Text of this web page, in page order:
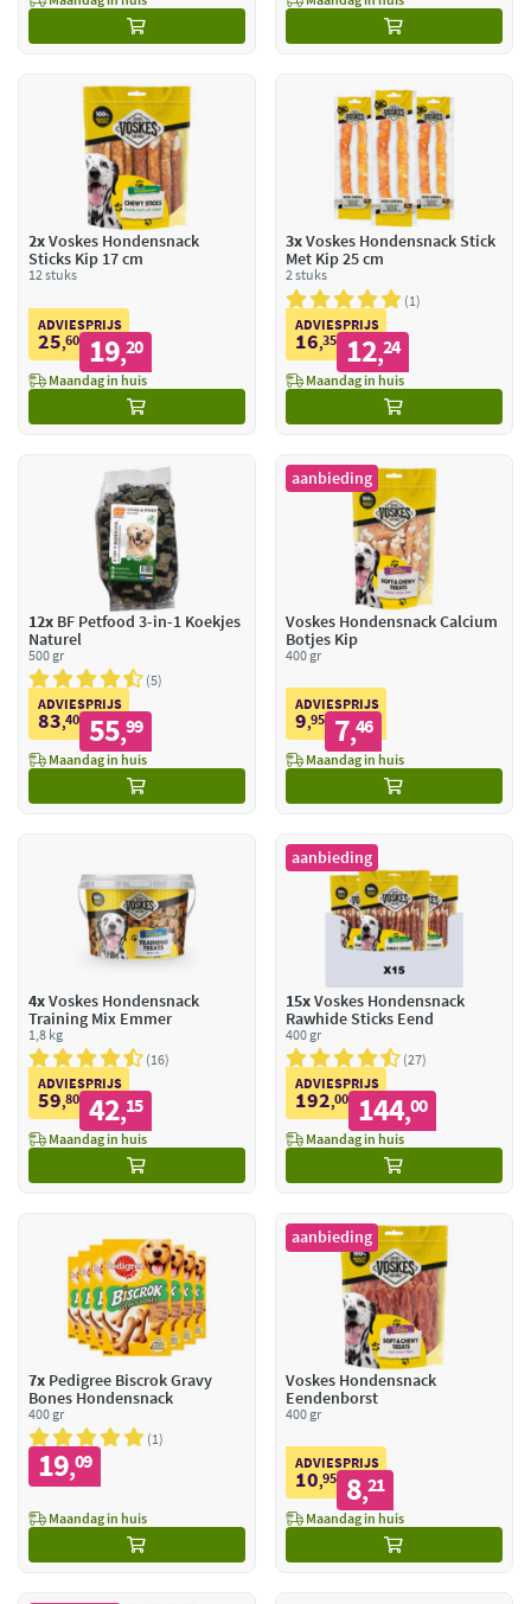
2xVoskes Hondensnack
Sticks Kip 17 cm
12 stuks
ADVIESPRIJS
25,60 19,20
Maandag in huis
3xVoskes Hondensnack Stick
Met Kip 25 cm
2 stuks
1
ADVIESPRIJS
16,35 12,24
Maandag in huis
12x BF Petfood 3-in-1 Koekjes
Naturel
500 gr
5
ADVIESPRIJS
83,40 55,99
Maandag in huis
aanbieding
Voskes Hondensnack Calcium
Botjes Kip
400 gr
ADVIESPRIJS
9,95 7,46
Maandag in huis
4xVoskes Hondensnack
Training Mix Emmer
1,8 kg
16
ADVIESPRIJS
59,80 42,15
Maandag in huis
aanbieding
15xVoskes Hondensnack
Rawhide Sticks Eend
400 gr
27
ADVIESPRIJS
192,00 144,00
Maandag in huis
7x Pedigree Biscrok Gravy
Bones Hondensnack
400 gr
1
19,09
Maandag in huis
aanbieding
Voskes Hondensnack
Eendenborst
400 gr
ADVIESPRIJS
10,95 8,21
Maandag in huis